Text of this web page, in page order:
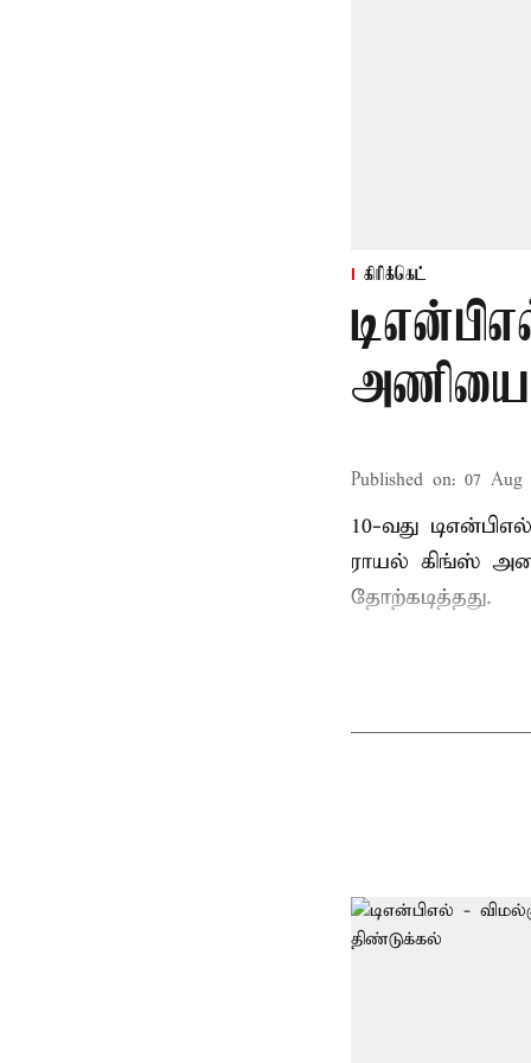
கிரிக்கெட்
அணியை
Published on: 07 Aug
10-வது
ராயல் கிங்ஸ்
தோற்கடித்தது.